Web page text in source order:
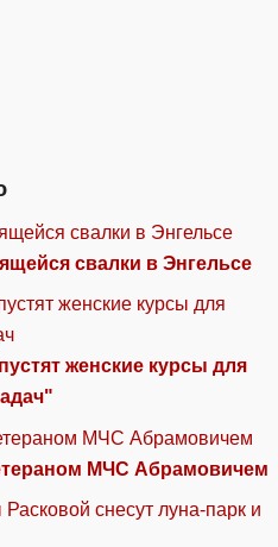
свалки в Энгельсе
женские курсы для
МЧС Абрамовичем